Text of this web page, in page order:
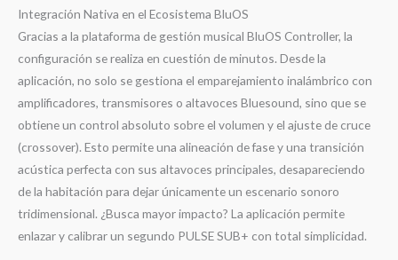
Integración Nativa en el Ecosistema BluOS
Gracias a la plataforma de gestión musical BluOS Controller, la
configuración se realiza en cuestión de minutos. Desde la
aplicación, no solo se gestiona el emparejamiento inalámbrico con
amplificadores, transmisores o altavoces Bluesound, sino que se
obtiene un control absoluto sobre el volumen y el ajuste de cruce
(crossover). Esto permite una alineación de fase y una transición
acústica perfecta con sus altavoces principales, desapareciendo
de la habitación para dejar únicamente un escenario sonoro
tridimensional. ¿Busca mayor impacto? La aplicación permite
enlazar y calibrar un segundo PULSE SUB+ con total simplicidad.